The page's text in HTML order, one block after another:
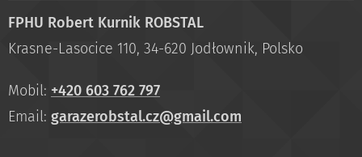
FPHU Robert Kurnik ROBSTAL
Krasne-Lasocice 110, 34-620 Jodłownik, Polsko
Mobil: +420 603 762 797
Email: garazerobstal.cz@gmail.com